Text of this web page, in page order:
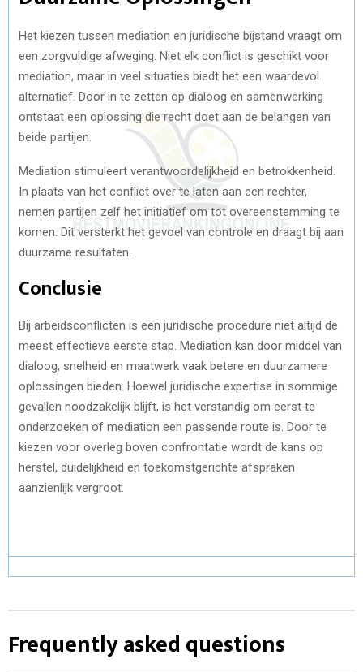
Het kiezen tussen mediation en juridische bijstand vraagt om
een zorgvuldige afweging. Niet elk conflict is geschikt voor
mediation, maar in veel situaties biedt het een waardevol
alternatief. Door in te zetten op dialoog en samenwerking
ontstaat een oplossing die recht doet aan de belangen van
beide partijen.
Mediation stimuleert verantwoordelijkheid en betrokkenheid.
In plaats van het conflict over te laten aan een rechter,
nemen partijen zelf het initiatief om tot overeenstemming te
komen. Dit versterkt het gevoel van controle en draagt bij aan
duurzame resultaten.
Conclusie
Bij arbeidsconflicten is een juridische procedure niet altijd de
meest effectieve eerste stap. Mediation kan door middel van
dialoog, snelheid en maatwerk vaak betere en duurzamere
oplossingen bieden. Hoewel juridische expertise in sommige
gevallen noodzakelijk blijft, is het verstandig om eerst te
onderzoeken of mediation een passende route is. Door te
kiezen voor overleg boven confrontatie wordt de kans op
herstel, duidelijkheid en toekomstgerichte afspraken
aanzienlijk vergroot.
Frequently asked questions